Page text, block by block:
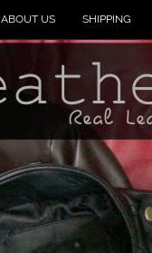
ABOUT US SHIPPING